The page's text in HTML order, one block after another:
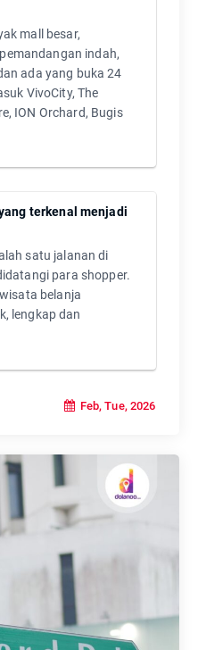
mall besar,
indah,
ada yang buka 24
VivoCity, The
ION Orchard, Bugis
terkenal menjadi
satu jalanan di
para shopper.
belanja
lengkap dan
Feb, Tue, 2026